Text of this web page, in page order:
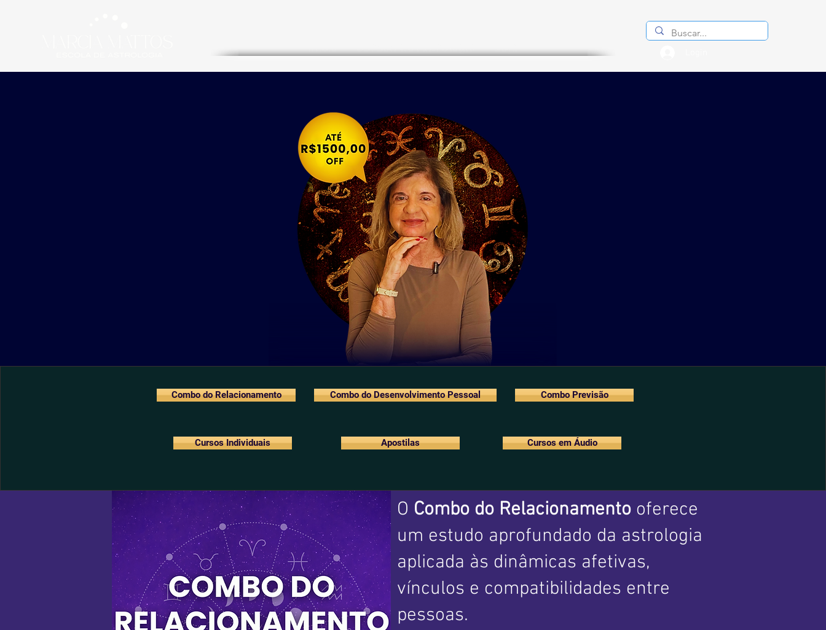
Início Cursos de Astrologia Loja
Combo do Relacionamento
Cursos Individuais
Combo do Desenvolvimento Pessoal
Apostilas
Combo Previsão
Cursos em Áudio
O Combo do Relacionamento oferece
um estudo aprofundado da astrologia
aplicada às dinâmicas afetivas,
vínculos e compatibilidades entre
pessoas.